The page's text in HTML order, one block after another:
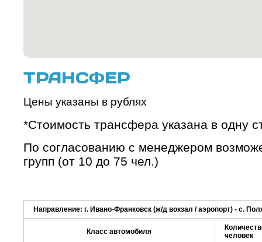
ТРАНСФЕР
Цены указаны в рублях
*Стоимость трансфера указана в одну
По согласованию с менеджером
групп (от 10 до 75 чел.)
Направление: г. Ивано-Франковск (ж/д вокзал / аэропорт) - с.
Класс автомобиля
человек